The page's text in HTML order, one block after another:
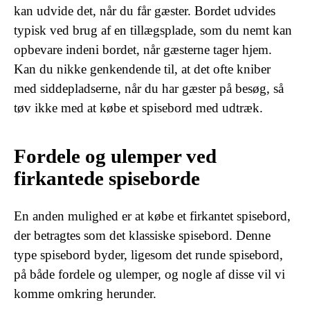
kan udvide det, når du får gæster. Bordet udvides
typisk ved brug af en tillægsplade, som du nemt kan
opbevare indeni bordet, når gæsterne tager hjem.
Kan du nikke genkendende til, at det ofte kniber
med siddepladserne, når du har gæster på besøg, så
tøv ikke med at købe et spisebord med udtræk.
Fordele og ulemper ved
firkantede spiseborde
En anden mulighed er at købe et firkantet spisebord,
der betragtes som det klassiske spisebord. Denne
type spisebord byder, ligesom det runde spisebord,
på både fordele og ulemper, og nogle af disse vil vi
komme omkring herunder.